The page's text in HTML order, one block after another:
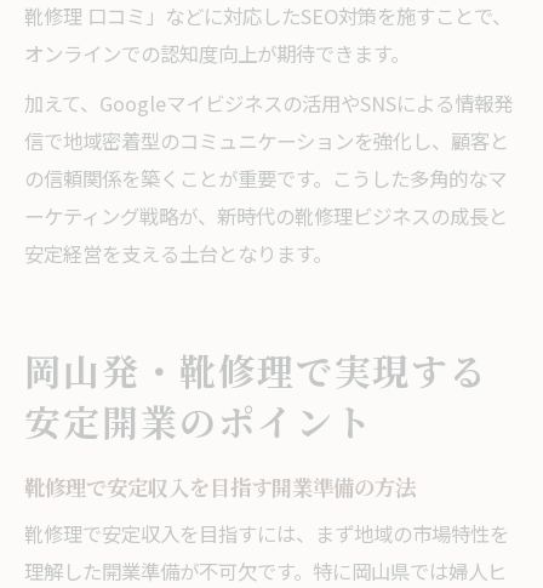
靴修理 口コミ」などに対応したSEO対策を施すことで、
オンラインでの認知度向上が期待できます。
加えて、Googleマイビジネスの活用やSNSによる情報発
信で地域密着型のコミュニケーションを強化し、顧客と
の信頼関係を築くことが重要です。こうした多角的なマ
ーケティング戦略が、新時代の靴修理ビジネスの成長と
安定経営を支える土台となります。
岡山発・靴修理で実現する
安定開業のポイント
靴修理で安定収入を目指す開業準備の方法
靴修理で安定収入を目指すには、まず地域の市場特性を
理解した開業準備が不可欠です。特に岡山県では婦人ヒ